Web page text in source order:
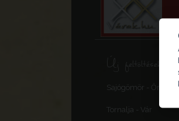
Új feltöltések,
Sajógömör -
Tornalja - Vár